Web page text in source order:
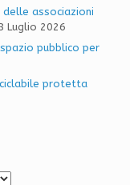
associazioni
Luglio 2026
pubblico per
ciclabile protetta